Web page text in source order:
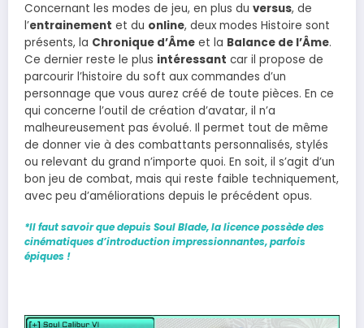
Concernant les modes de jeu, en plus du versus, de
l’entrainement et du online, deux modes Histoire sont
présents, la Chronique d’Âme et la Balance de l’Âme.
Ce dernier reste le plus intéressant car il propose de
parcourir l’histoire du soft aux commandes d’un
personnage que vous aurez créé de toute pièces. En ce
qui concerne l’outil de création d’avatar, il n’a
malheureusement pas évolué. Il permet tout de même
de donner vie à des combattants personnalisés, stylés
ou relevant du grand n’importe quoi. En soit, il s’agit d’un
bon jeu de combat, mais qui reste faible techniquement,
avec peu d’améliorations depuis le précédent opus.
*Il faut savoir que depuis Soul Blade, la licence possède des
cinématiques d’introductionimpressionnantes, parfois
épiques !